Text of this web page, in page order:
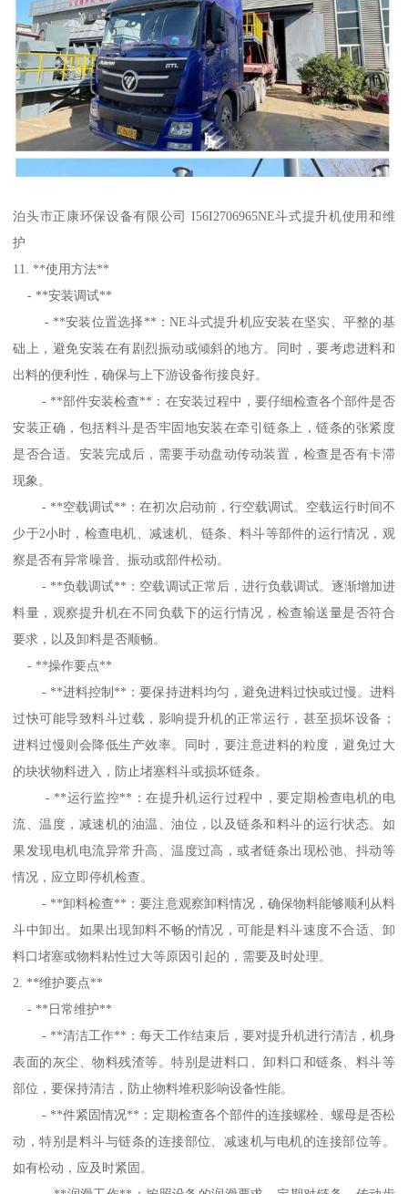
泊头市正康环保设备有限公司 I56I2706965NE斗式提升机使用和维
护
11. **使用方法**
- **安装调试**
- **安装位置选择**：NE斗式提升机应安装在坚实、平整的基
础上，避免安装在有剧烈振动或倾斜的地方。同时，要考虑进料和
出料的便利性，确保与上下游设备衔接良好。
- **部件安装检查**：在安装过程中，要仔细检查各个部件是否
安装正确，包括料斗是否牢固地安装在牵引链条上，链条的张紧度
是否合适。安装完成后，需要手动盘动传动装置，检查是否有卡滞
现象。
- **空载调试**：在初次启动前，行空载调试。空载运行时间不
少于2小时，检查电机、减速机、链条、料斗等部件的运行情况，观
察是否有异常噪音、振动或部件松动。
- **负载调试**：空载调试正常后，进行负载调试。逐渐增加进
料量，观察提升机在不同负载下的运行情况，检查输送量是否符合
要求，以及卸料是否顺畅。
- **操作要点**
- **进料控制**：要保持进料均匀，避免进料过快或过慢。进料
过快可能导致料斗过载，影响提升机的正常运行，甚至损坏设备；
进料过慢则会降低生产效率。同时，要注意进料的粒度，避免过大
的块状物料进入，防止堵塞料斗或损坏链条。
- **运行监控**：在提升机运行过程中，要定期检查电机的电
流、温度，减速机的油温、油位，以及链条和料斗的运行状态。如
果发现电机电流异常升高、温度过高，或者链条出现松弛、抖动等
情况，应立即停机检查。
- **卸料检查**：要注意观察卸料情况，确保物料能够顺利从料
斗中卸出。如果出现卸料不畅的情况，可能是料斗速度不合适、卸
料口堵塞或物料粘性过大等原因引起的，需要及时处理。
2. **维护要点**
- **日常维护**
- **清洁工作**：每天工作结束后，要对提升机进行清洁，机身
表面的灰尘、物料残渣等。特别是进料口、卸料口和链条、料斗等
部位，要保持清洁，防止物料堆积影响设备性能。
- **件紧固情况**：定期检查各个部件的连接螺栓、螺母是否松
动，特别是料斗与链条的连接部位、减速机与电机的连接部位等。
如有松动，应及时紧固。